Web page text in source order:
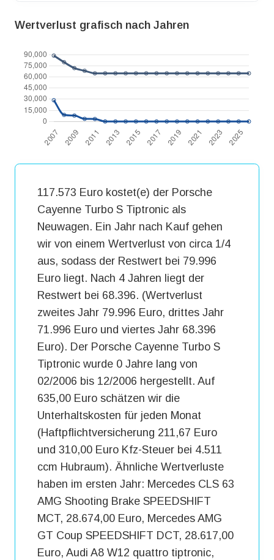
Wertverlust grafisch nach Jahren
117.573 Euro kostet(e) der Porsche
Cayenne Turbo S Tiptronic als
Neuwagen. Ein Jahr nach Kauf gehen
wir von einem Wertverlust von circa 1/4
aus, sodass der Restwert bei 79.996
Euro liegt. Nach 4 Jahren liegt der
Restwert bei 68.396. (Wertverlust
zweites Jahr 79.996 Euro, drittes Jahr
71.996 Euro und viertes Jahr 68.396
Euro). Der Porsche Cayenne Turbo S
Tiptronic wurde 0 Jahre lang von
02/2006 bis 12/2006 hergestellt. Auf
635,00 Euro schätzen wir die
Unterhaltskosten für jeden Monat
(Haftpflichtversicherung 211,67 Euro
und 310,00 Euro Kfz-Steuer bei 4.511
ccm Hubraum). Ähnliche Wertverluste
haben im ersten Jahr: Mercedes CLS 63
AMG Shooting Brake SPEEDSHIFT
MCT, 28.674,00 Euro, Mercedes AMG
GT Coup SPEEDSHIFT DCT, 28.617,00
Euro, Audi A8 W12 quattro tiptronic,